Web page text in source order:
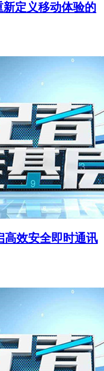
定义移动体验的
高效安全即时通讯